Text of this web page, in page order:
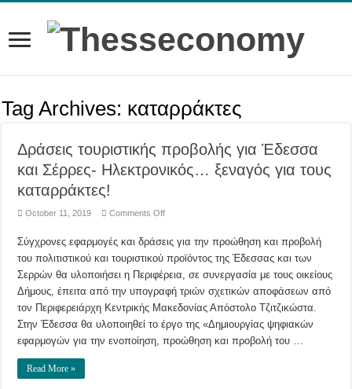
Tag Archives: καταρράκτες
Δράσεις τουριστικής προβολής για Έδεσσα
και Σέρρες- Ηλεκτρονικός… ξεναγός για τους
καταρράκτες!
October 11, 2019 Comments Offon
προβολής
Έδεσσα
Σέρρες-
Ηλεκτρονικός…
ξεναγός
για
καταρράκτες!
Σύγχρονες εφαρμογές και δράσεις για την προώθηση και προβολή
του πολιτιστικού και τουριστικού προϊόντος της Έδεσσας και των
Σερρών θα υλοποιήσει η Περιφέρεια, σε συνεργασία με τους οικείους
Δήμους, έπειτα από την υπογραφή τριών σχετικών αποφάσεων από
τον Περιφερειάρχη Κεντρικής Μακεδονίας Απόστολο Τζιτζικώστα.
Στην Έδεσσα θα υλοποιηθεί το έργο της «Δημιουργίας ψηφιακών
εφαρμογών για την ενοποίηση, προώθηση και προβολή του …
Read More »